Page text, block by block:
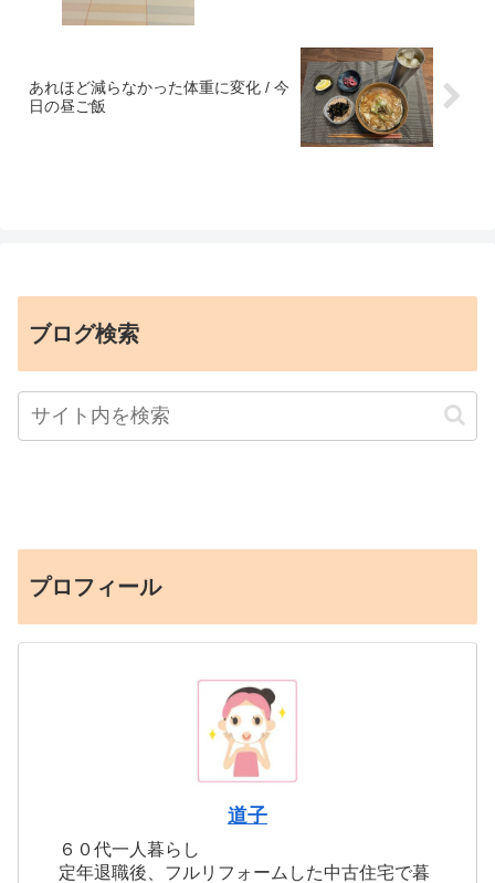
あれほど減らなかった体重に変化 / 今
日の昼ご飯
ブログ検索
プロフィール
道子
６０代一人暮らし
定年退職後、フルリフォームした中古住宅で暮